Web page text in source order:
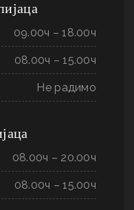
09.00ч – 18.00ч
08.00ч – 15.00ч
Не радимо
08.00ч – 20.00ч
08.00ч – 15.00ч